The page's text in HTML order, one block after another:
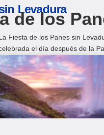
de los
Levadura
Fiesta de los Panes sin
el día después de la
una festividad anual para los
recordar su sufrimiento.
importante
de Cristo.